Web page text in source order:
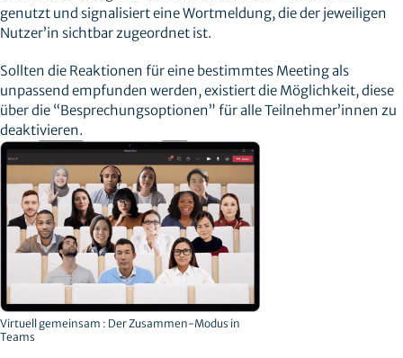
genutzt und signalisiert eine Wortmeldung, die der jeweiligen
Nutzer’in sichtbar zugeordnet ist.
Sollten die Reaktionen für eine bestimmtes Meeting als
unpassend empfunden werden, existiert die Möglichkeit, diese
über die “Besprechungsoptionen” für alle Teilnehmer’innen zu
deaktivieren.
Virtuell gemeinsam : Der Zusammen-Modus in
Teams